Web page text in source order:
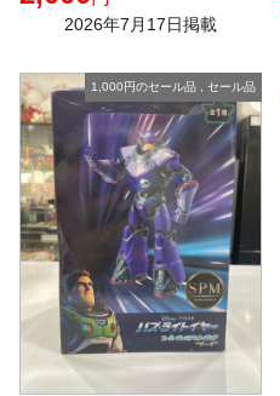
2026年7月17日掲載
1,000円のセール品, セール品